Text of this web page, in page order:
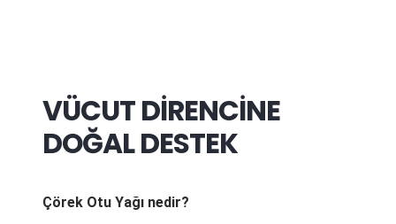
VÜCUT DİRENCİNE
DOĞAL DESTEK
Çörek Otu Yağı nedir?